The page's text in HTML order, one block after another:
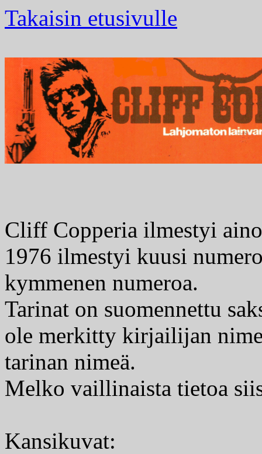
Takaisin etusivulle
Cliff Copperia ilmestyi
1976 ilmestyi kuusi
kymmenen numeroa.
Tarinat on suomennettu
ole merkitty kirjailijan
tarinan nimeä.
Melko vaillinaista tietoa
Kansikuvat: